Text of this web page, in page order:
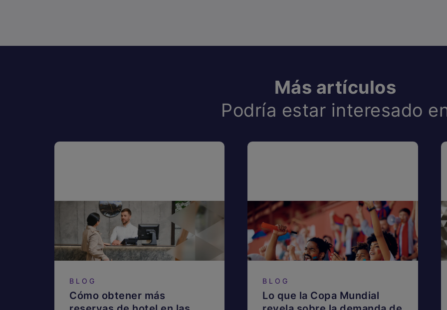
Más artículos
Podría estar interesado
BLOG
Cómo obtener más
BLOG
Lo que la Copa Mundial